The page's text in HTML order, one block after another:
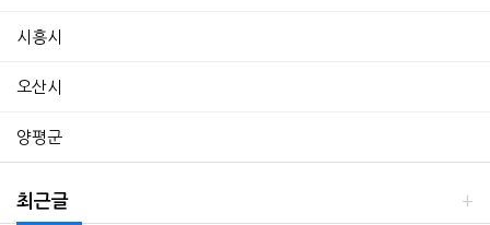
시흥시
오산시
양평군
최근글